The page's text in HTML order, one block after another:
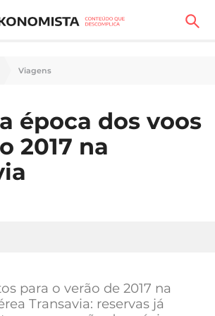
Pessoais
Viagens
época dos voos
2017 na
para o verão de 2017 na
Transavia: reservas já